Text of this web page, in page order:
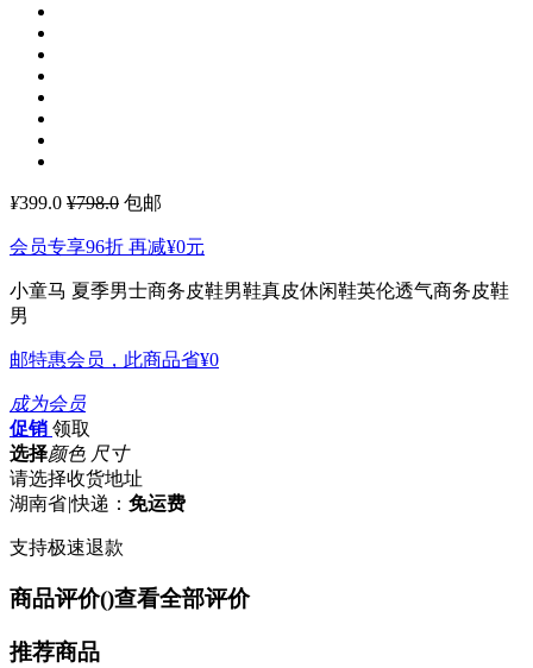
¥399.0 ¥798.0 包邮
会员专享96折 再减¥0元
小童马 夏季男士商务皮鞋男鞋真皮休闲鞋英伦透气商务皮鞋
男
邮特惠会员，此商品省¥0
成为会员
促销 领取
选择颜色 尺寸
请选择收货地址
湖南省|快递： 免运费
支持极速退款
商品评价()查看全部评价
推荐商品